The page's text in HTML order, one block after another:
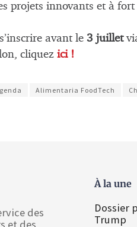
projets innovants et à
avant le 3 juillet
cliquez ici !
Alimentaria FoodTech
des
et des
À la une
Dossier
Trump